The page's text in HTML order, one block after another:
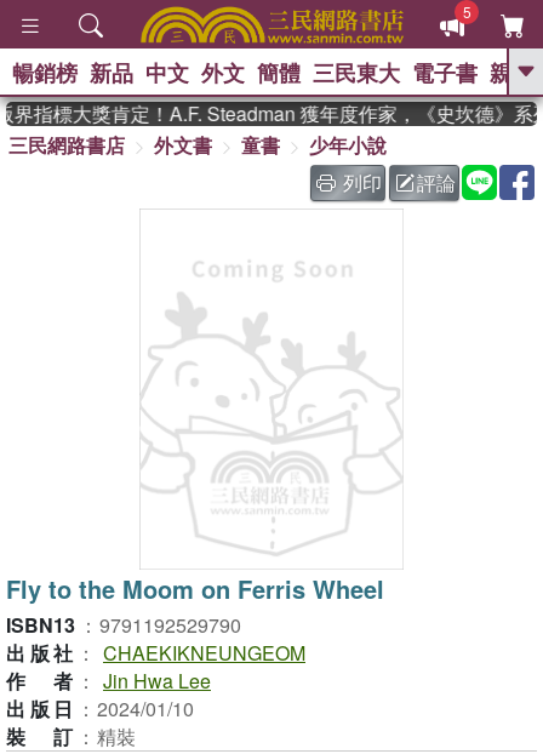
5
GO
熱搜： 東野圭吾 、
、 如果歷史是一群喵 、 暑期
國際布克獎 臺灣漫遊錄 、 方
暢銷榜 新品 中文 外文 簡體 三民東大 電子書 親子
指標大獎肯定！A.F. Steadman 獲年度作家，《史坎德》系
三民網路書店
外文書 童書
少年小說
列印
評論
Fly to the Moom on Ferris Wheel
ISBN13 ： 9791192529790
出版社 ： CHAEKIKNEUNGEOM
作者 ： Jin Hwa Lee
出版日 ： 2024/01/10
裝訂 ： 精裝